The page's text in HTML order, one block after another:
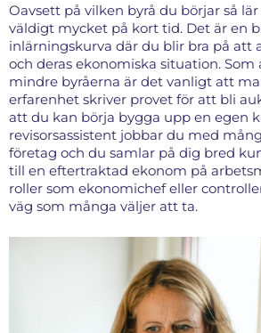
Oavsett på vilken byrå du börjar så
väldigt mycket på kort tid. Det är en
inlärningskurva där du blir bra på att
och deras ekonomiska situation. Som
mindre byråerna är det vanligt att
erfarenhet skriver provet för att bli
att du kan börja bygga upp en egen
revisorsassistent jobbar du med
företag och du samlar på dig bred
till en eftertraktad ekonom på
roller som ekonomichef eller
väg som många väljer att ta.